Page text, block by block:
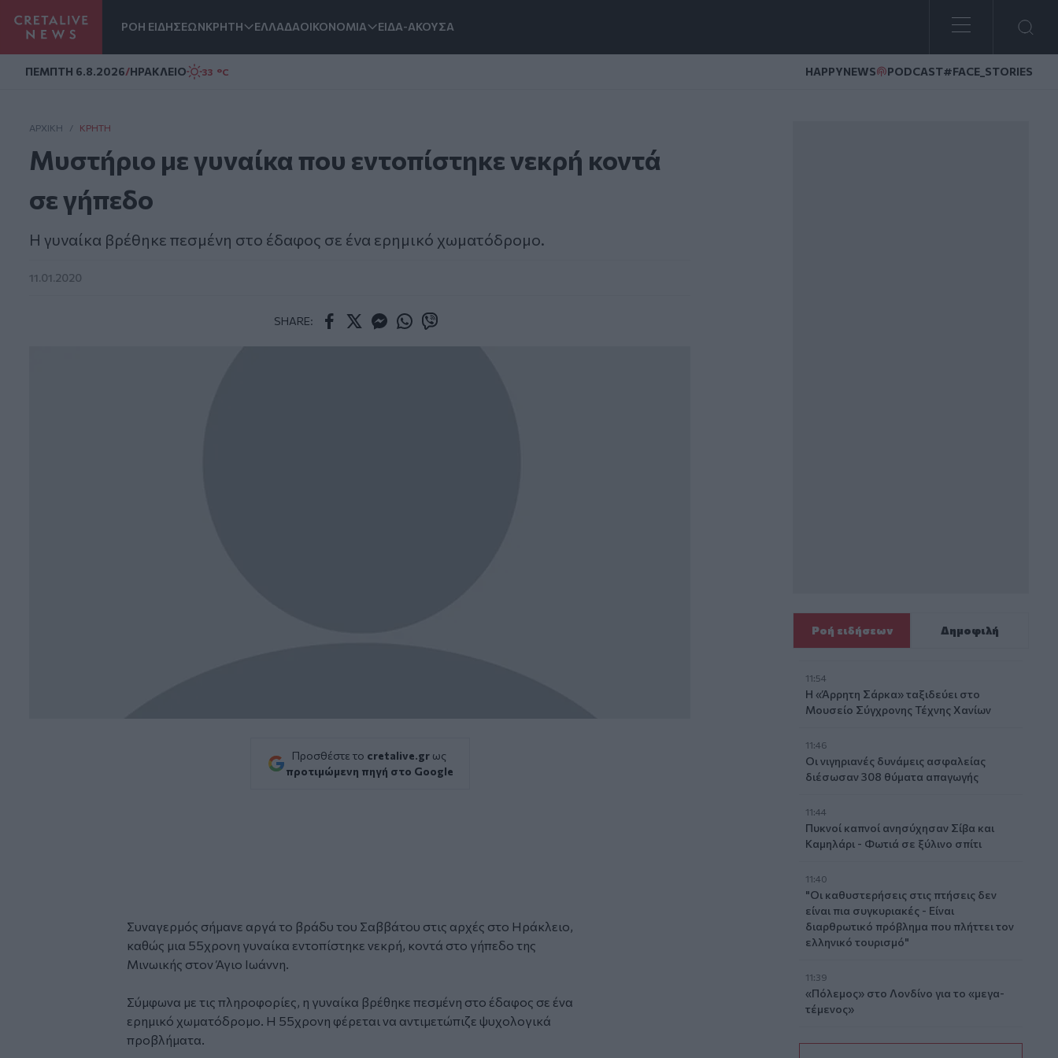
ΡΟΗ ΕΙΔΗΣΕΩΝΚΡΗΤΗ ΕΛΛΑΔΑΟΙΚΟΝΟΜΙΑ ΕΙΔΑ-ΑΚΟΥΣΑ
ΠΕΜΠΤΗ 6.8.2026/ΗΡΑΚΛΕΙΟ 33 °C HAPPYNEWS PODCAST#FACE_STORIES
ΑΡΧΙΚΗ / ΚΡΉΤΗ
Μυστήριο με γυναίκα που εντοπίστηκε νεκρή κοντά
σε γήπεδο
Η γυναίκα βρέθηκε πεσμένη στο έδαφος σε ένα ερημικό χωματόδρομο.
11.01.2020
SHARE:
Προσθέστε το cretalive.gr ως
προτιμώμενη πηγή στο Google
Συναγερμός σήμανε αργά το βράδυ του Σαββάτου στις αρχές στο Ηράκλειο,
καθώς μια 55χρονη γυναίκα εντοπίστηκε νεκρή, κοντά στο γήπεδο της
Μινωικής στον Άγιο Ιωάννη.
Σύμφωνα με τις πληροφορίες, η γυναίκα βρέθηκε πεσμένη στο έδαφος σε ένα
ερημικό χωματόδρομο. Η 55χρονη φέρεται να αντιμετώπιζε ψυχολογικά
προβλήματα.
Ροή ειδήσεων Δημοφιλή
11:54
Η «Άρρητη Σάρκα» ταξιδεύει στο
Μουσείο Σύγχρονης Τέχνης Χανίων
11:46
Οι νιγηριανές δυνάμεις ασφαλείας
διέσωσαν 308 θύματα απαγωγής
11:44
Πυκνοί καπνοί ανησύχησαν Σίβα και
Καμηλάρι - Φωτιά σε ξύλινο σπίτι
11:40
"Οι καθυστερήσεις στις πτήσεις δεν
είναι πια συγκυριακές - Είναι
διαρθρωτικό πρόβλημα που πλήττει τον
ελληνικό τουρισμό"
11:39
«Πόλεμος» στο Λονδίνο για το «μεγα-
τέμενος»
11:36